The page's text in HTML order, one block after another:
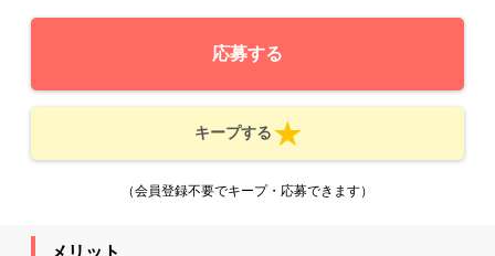
応募する
キープする
（会員登録不要でキープ・応募できます）
メリット